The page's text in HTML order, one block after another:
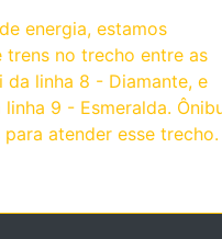
energia, estamos
no trecho entre as
da linha 8 - Diamante, e
9 - Esmeralda.
atender esse trecho.